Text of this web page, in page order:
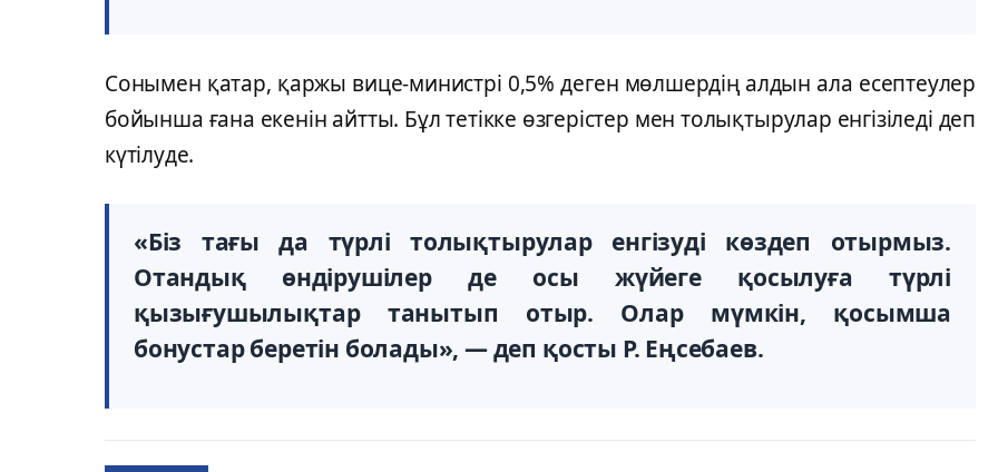
Сонымен қатар, қаржы вице-министрі 0,5% деген мөлшердің алдын ала есептеулер
бойынша ғана екенін айтты. Бұл тетікке өзгерістер мен толықтырулар енгізіледі деп
күтілуде.
«Біз тағы да түрлі толықтырулар енгізуді көздеп отырмыз.
Отандық өндірушілер де осы жүйеге қосылуға түрлі
қызығушылықтар танытып отыр. Олар мүмкін, қосымша
бонустар беретін болады», — деп қосты Р. Еңсебаев.